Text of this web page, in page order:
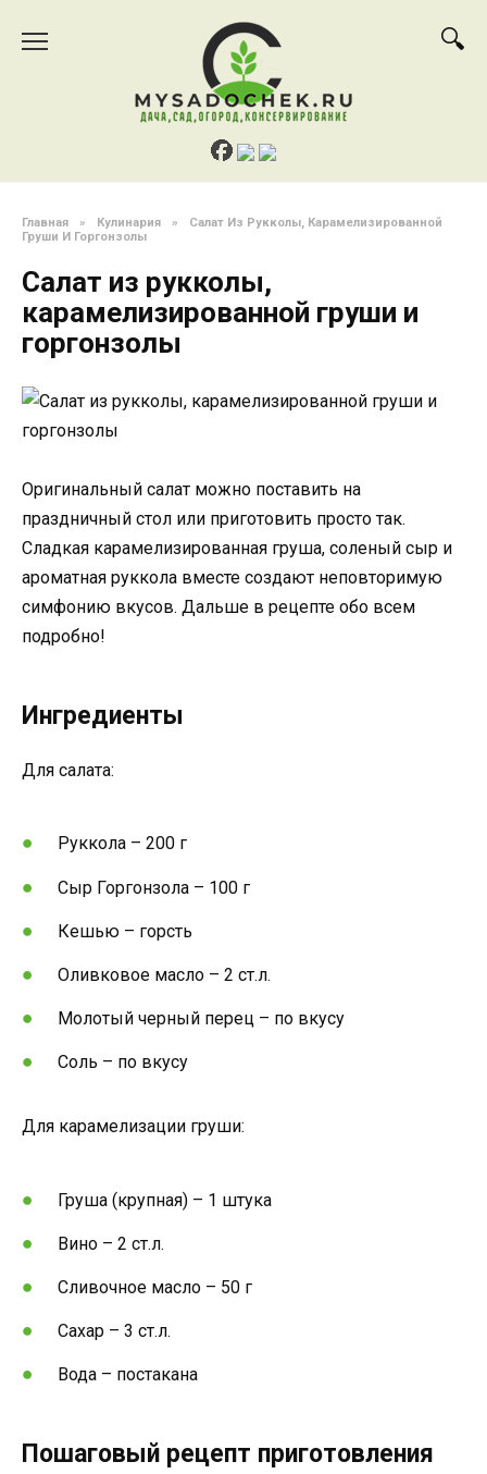
содержанию
Главная » Кулинария »
Салат Из Рукколы, Карамелизированной
Груши И Горгонзолы
Салат из рукколы,
карамелизированной груши и
горгонзолы
Оригинальный салат можно поставить на
праздничный стол или приготовить просто так.
Сладкая карамелизированная груша, соленый сыр и
ароматная руккола вместе создают неповторимую
симфонию вкусов. Дальше в рецепте обо всем
подробно!
Ингредиенты
Для салата:
Руккола – 200 г
Сыр Горгонзола – 100 г
Кешью – горсть
Оливковое масло – 2 ст.л.
Молотый черный перец – по вкусу
Соль – по вкусу
Для карамелизации груши:
Груша (крупная) – 1 штука
Вино – 2 ст.л.
Сливочное масло – 50 г
Сахар – 3 ст.л.
Вода – постакана
Пошаговый рецепт приготовления